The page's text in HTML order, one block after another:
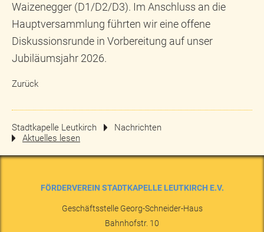
Waizenegger (D1/D2/D3). Im Anschluss an die
Hauptversammlung führten wir eine offene
Diskussionsrunde in Vorbereitung auf unser
Jubiläumsjahr 2026.
Zurück
Stadtkapelle Leutkirch
Nachrichten
Aktuelles lesen
FÖRDERVEREIN STADTKAPELLE LEUTKIRCH E.V.
Geschäftsstelle Georg-Schneider-Haus
Bahnhofstr. 10